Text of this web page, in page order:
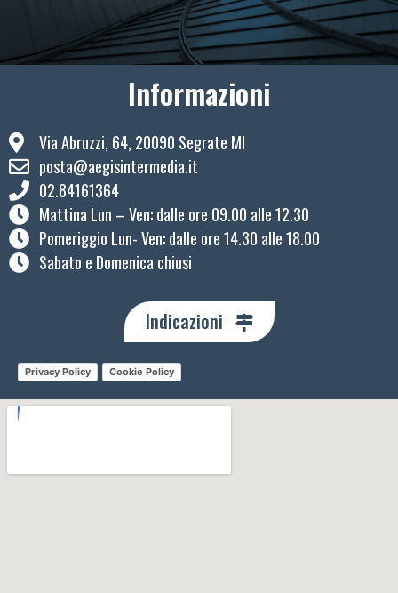
Informazioni
Via Abruzzi, 64, 20090 Segrate MI
posta@aegisintermedia.it
02.84161364
Mattina Lun – Ven: ​dalle ore 09.00 alle 12.30
Pomeriggio Lun- Ven: dalle ore 14.30 alle 18.00
Sabato e Domenica chiusi
Indicazioni
Privacy Policy Cookie Policy